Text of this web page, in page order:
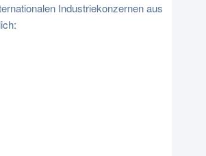
Industriekonzernen aus